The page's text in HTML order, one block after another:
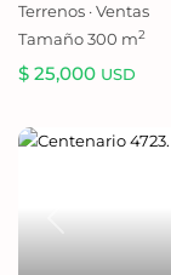
Terrenos ·Ventas
Tamaño300 m2
$ 25,000 USD
Previous